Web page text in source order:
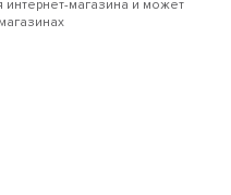
интернет-магазина и может